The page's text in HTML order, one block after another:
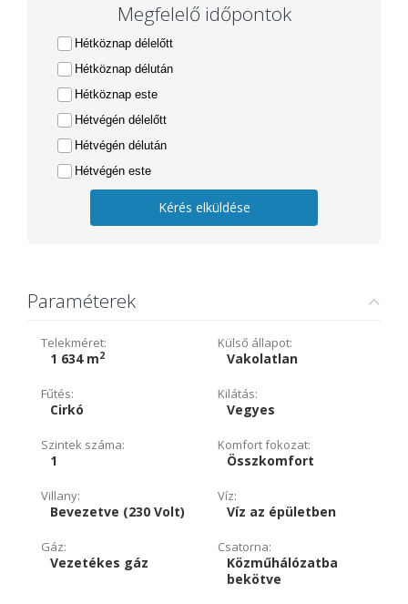
Megfelelő időpontok
Hétköznap délelőtt
Hétköznap délután
Hétköznap este
Hétvégén délelőtt
Hétvégén délután
Hétvégén este
Kérés elküldése
Paraméterek
Telekméret:
1 634 m2
Külső állapot:
Vakolatlan
Fűtés:
Cirkó
Kilátás:
Vegyes
Szintek száma:
1
Komfort fokozat:
Összkomfort
Villany:
Bevezetve (230 Volt)
Víz:
Víz az épületben
Gáz:
Vezetékes gáz
Csatorna:
Közműhálózatba
bekötve